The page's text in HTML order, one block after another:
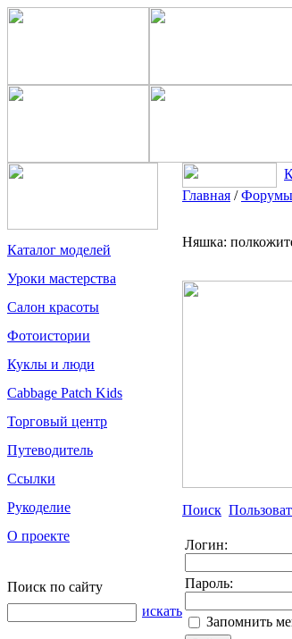
Каталог моделей
Уроки мастерства
Салон красоты
Фотоистории
Куклы и люди
Cabbage Patch Kids
Торговый центр
Путеводитель
Ссылки
Рукоделие
О проекте
Поиск по сайту
искать
Главная /Форумы
Няшка:
Поиск
Логин:
Пароль:
Запомнить